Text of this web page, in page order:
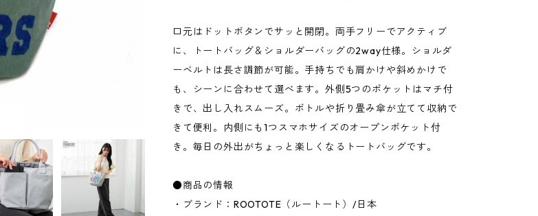
口元はドットボタンでサッと開閉。両手フリーでアクティブ
に、トートバッグ＆ショルダーバッグの2way仕様。ショルダ
ーベルトは長さ調節が可能。手持ちでも肩かけや斜めかけで
も、シーンに合わせて選べます。外側5つのポケットはマチ付
きで、出し入れスムーズ。ボトルや折り畳み傘が立てて収納で
きて便利。内側にも1つスマホサイズのオープンポケット付
き。毎日の外出がちょっと楽しくなるトートバッグです。
●商品の情報
・ブランド：ROOTOTE（ルートート）/日本